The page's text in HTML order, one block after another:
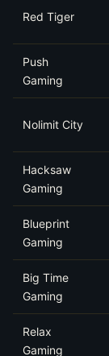
Red Tiger
Push
Gaming
Nolimit City
Hacksaw
Gaming
Blueprint
Gaming
Big Time
Gaming
Relax
Gaming